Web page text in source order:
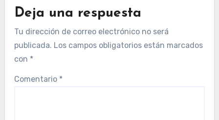
Deja una respuesta
Tu dirección de correo electrónico no será
publicada. Los campos obligatorios están marcados
con *
Comentario *